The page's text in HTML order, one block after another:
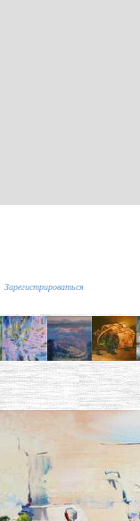
Зарегистрироваться